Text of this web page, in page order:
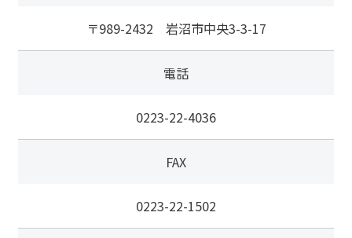
〒989-2432 岩沼市中央3-3-17
電話
0223-22-4036
FAX
0223-22-1502